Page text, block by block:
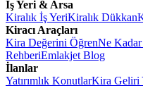
İş Yeri & Arsa
Kiralık İş YeriKiralık Dükkan
Kiracı Araçları
Kira Değerini ÖğrenNe
RehberiEmlakjet Blog
İlanlar
Yatırımlık KonutlarKira Geliri